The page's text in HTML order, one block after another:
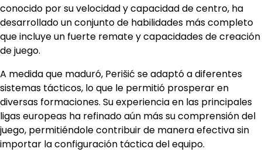
conocido por su velocidad y capacidad de centro, ha
desarrollado un conjunto de habilidades más completo
que incluye un fuerte remate y capacidades de creación
de juego.
A medida que maduró, Perišić se adaptó a diferentes
sistemas tácticos, lo que le permitió prosperar en
diversas formaciones. Su experiencia en las principales
ligas europeas ha refinado aún más su comprensión del
juego, permitiéndole contribuir de manera efectiva sin
importar la configuración táctica del equipo.